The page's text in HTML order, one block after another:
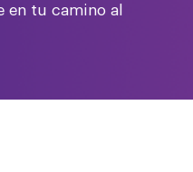
en tu camino al